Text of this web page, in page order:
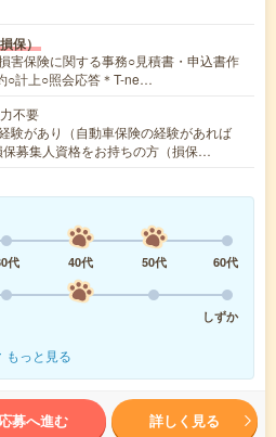
保）
害保険に関する事務○見積書・申込書作
○計上○照会応答＊T-ne…
不要
験があり（自動車保険の経験があれば
募集人資格をお持ちの方（損保…
代 40代 50代
60代
しずか
もっと見る
応募へ進む 詳しく見る